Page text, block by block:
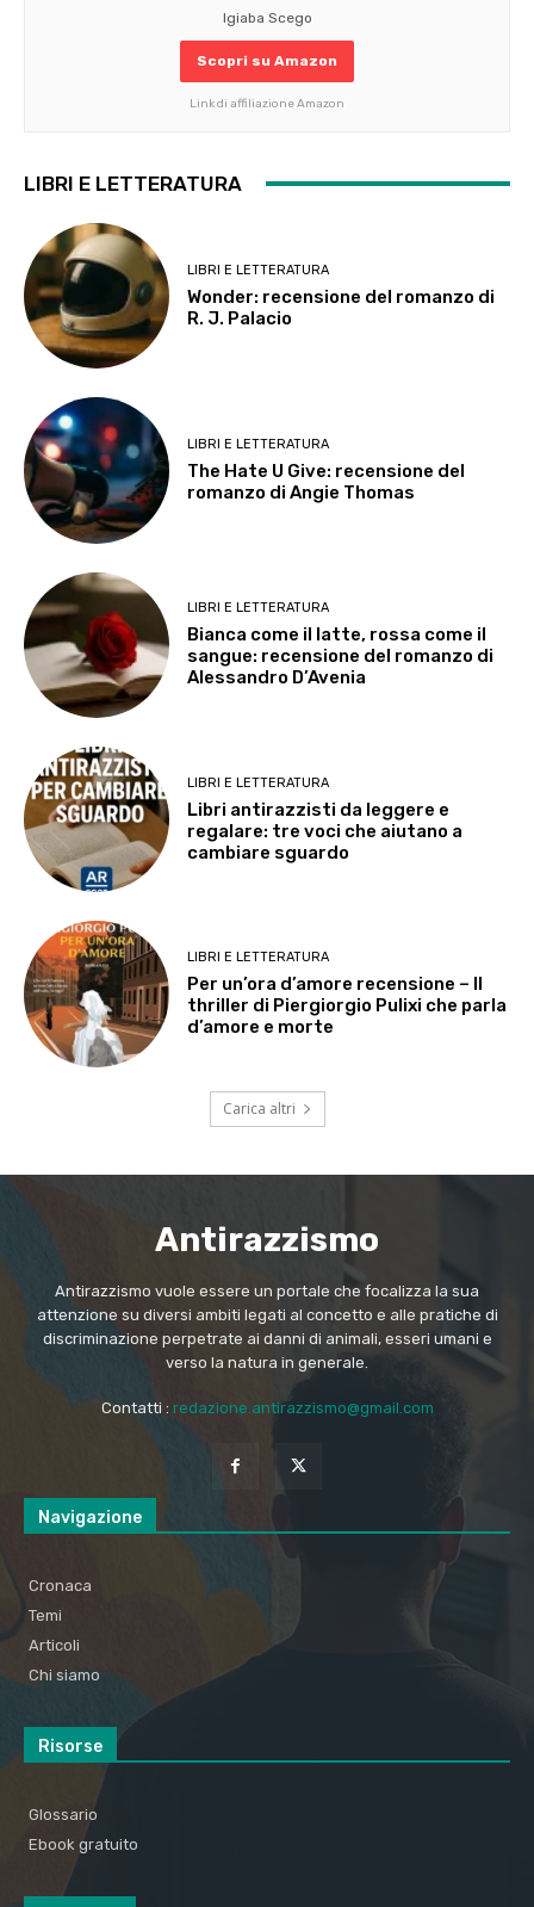
Igiaba Scego
Scopri su Amazon
Link di affiliazione Amazon
LIBRI E LETTERATURA
LIBRI E LETTERATURA
Wonder: recensione del romanzo di
R. J. Palacio
LIBRI E LETTERATURA
The Hate U Give: recensione del
romanzo di Angie Thomas
LIBRI E LETTERATURA
Bianca come il latte, rossa come il
sangue: recensione del romanzo di
Alessandro D’Avenia
LIBRI E LETTERATURA
Libri antirazzisti da leggere e
regalare: tre voci che aiutano a
cambiare sguardo
LIBRI E LETTERATURA
Per un’ora d’amore recensione – Il
thriller di Piergiorgio Pulixi che parla
d’amore e morte
Carica altri
Antirazzismo
Antirazzismo vuole essere un portale che focalizza la sua
attenzione su diversi ambiti legati al concetto e alle pratiche di
discriminazione perpetrate ai danni di animali, esseri umani e
verso la natura in generale.
Contatti : redazione.antirazzismo@gmail.com
Navigazione
Cronaca
Temi
Articoli
Chi siamo
Risorse
Glossario
Ebook gratuito